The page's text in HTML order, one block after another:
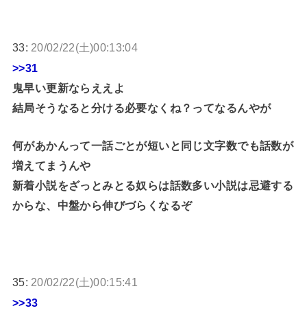
33: 20/02/22(土)00:13:04
>>31
鬼早い更新ならええよ
結局そうなると分ける必要なくね？ってなるんやが
何があかんって一話ごとが短いと同じ文字数でも話数が
増えてまうんや
新着小説をざっとみとる奴らは話数多い小説は忌避する
からな、中盤から伸びづらくなるぞ
35: 20/02/22(土)00:15:41
>>33